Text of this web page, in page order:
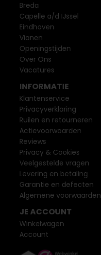
Breda
Capelle a/d IJssel
Eindhoven
Vianen
Openingstijden
Over Ons
Vacatures
INFORMATIE
Klantenservice
Privacyverklaring
Ruilen en retourneren
Actievoorwaarden
Reviews
Privacy & Cookies
Veelgestelde vragen
Levering en betaling
Garantie en defecten
Algemene voorwaarden
JE ACCOUNT
Winkelwagen
Account